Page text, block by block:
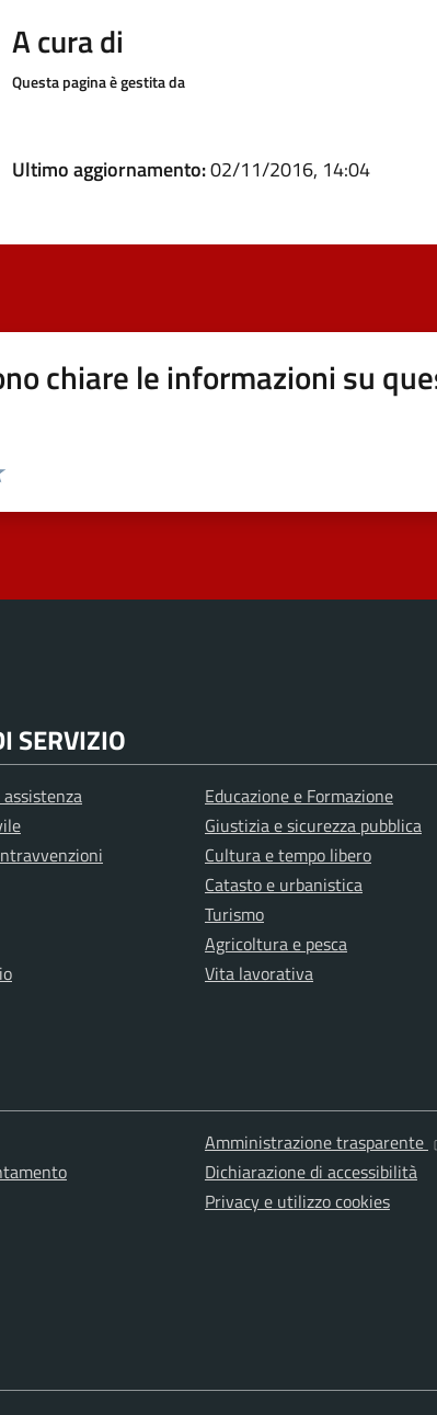
A cura di
Questa pagina è gestita da
Ultimo aggiornamento:02/11/2016, 14:04
chiare le informazioni su
SERVIZIO
Educazione e Formazione
Giustizia e sicurezza pubblica
Cultura e tempo libero
Catasto e urbanistica
Turismo
Agricoltura e pesca
Vita lavorativa
Amministrazione trasparente
Dichiarazione di accessibilità
Privacy e utilizzo cookies